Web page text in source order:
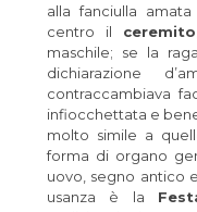
alla fanciulla
centro il ceremito
maschile; se la
dichiarazione
contraccambiava
infiocchettata e
molto simile a
forma di organo
uovo, segno antico
usanza è la